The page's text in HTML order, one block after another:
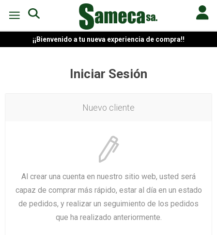
¡¡Bienvenido a tu nueva experiencia de compra!!
Iniciar Sesión
Nuevo cliente
Al crear una cuenta en nuestro sitio web, usted será
capaz de comprar más rápido, estar al día en un estado
de pedidos, y realizar un seguimiento de los pedidos
que ha realizado anteriormente.